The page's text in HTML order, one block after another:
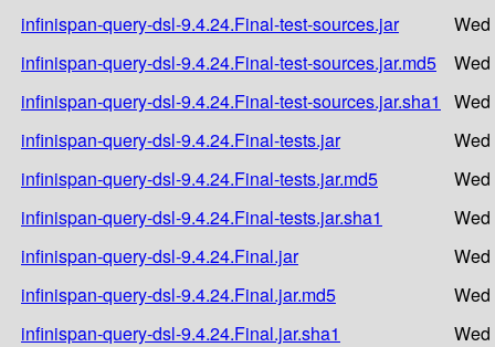
infinispan-query-dsl-9.4.24.Final-test-sources.jar
infinispan-query-dsl-9.4.24.Final-test-sources.jar.md5
infinispan-query-dsl-9.4.24.Final-test-sources.jar.sha1
infinispan-query-dsl-9.4.24.Final-tests.jar
infinispan-query-dsl-9.4.24.Final-tests.jar.md5
infinispan-query-dsl-9.4.24.Final-tests.jar.sha1
infinispan-query-dsl-9.4.24.Final.jar
infinispan-query-dsl-9.4.24.Final.jar.md5
infinispan-query-dsl-9.4.24.Final.jar.sha1